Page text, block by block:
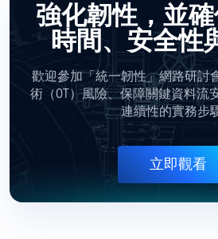
強化韌性，並
時間、安全性
歡迎參加「統一韌性」網路研討
術（OT）風險、保障關鍵資料流
連續性的實務步
立即觀看